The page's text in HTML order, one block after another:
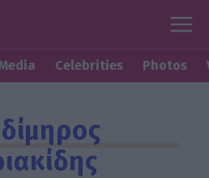
Celebrities Photos